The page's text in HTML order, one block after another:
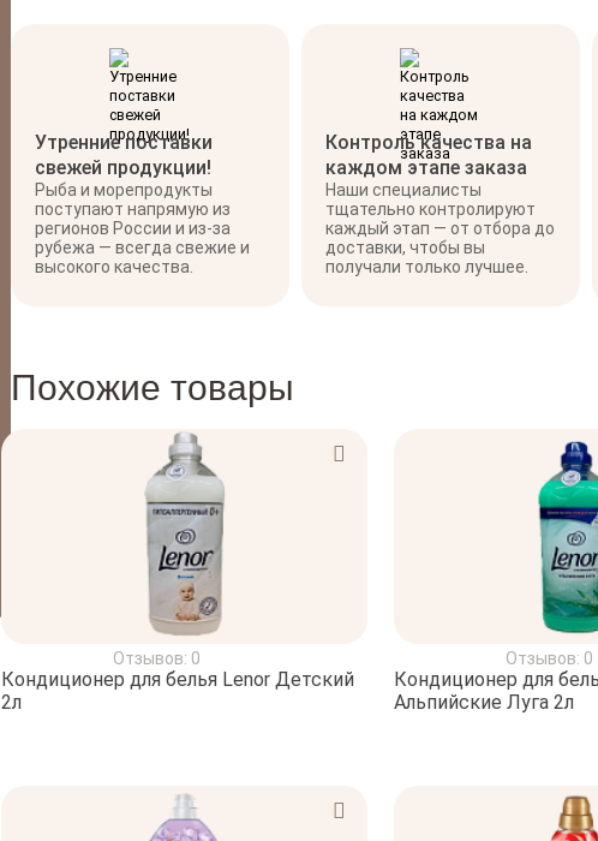
Утренние поставки
свежей продукции!
Рыба и морепродукты
поступают напрямую из
регионов России и из-за
рубежа — всегда свежие и
высокого качества.
Контроль качества на
каждом этапе заказа
Наши специалисты
тщательно контролируют
каждый этап — от отбора до
доставки, чтобы вы
получали только лучшее.
Похожие товары
Отзывов: 0
Кондиционер для белья Lenor Детский
2л
Отзывов: 0
Кондиционер для
Альпийские Луга 2л